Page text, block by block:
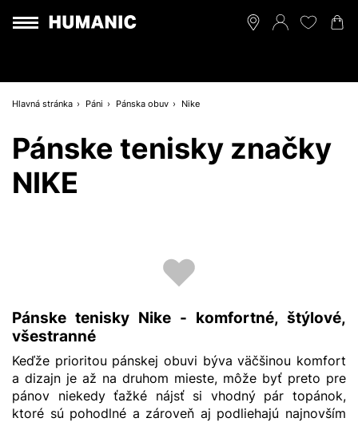
Hlavná stránka Páni Pánska obuv Nike
Pánske tenisky značky
NIKE
Pánske tenisky Nike - komfortné, štýlové,
všestranné
Keďže prioritou pánskej obuvi býva väčšinou komfort
a dizajn je až na druhom mieste, môže byť preto pre
pánov niekedy ťažké nájsť si vhodný pár topánok,
ktoré sú pohodlné a zároveň aj podliehajú najnovším